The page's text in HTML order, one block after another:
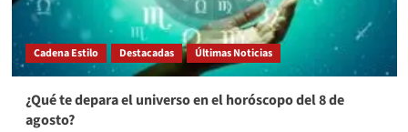
Cadena Estilo Destacadas Últimas Noticias
¿Qué te depara el universo en el horóscopo del 8 de
agosto?